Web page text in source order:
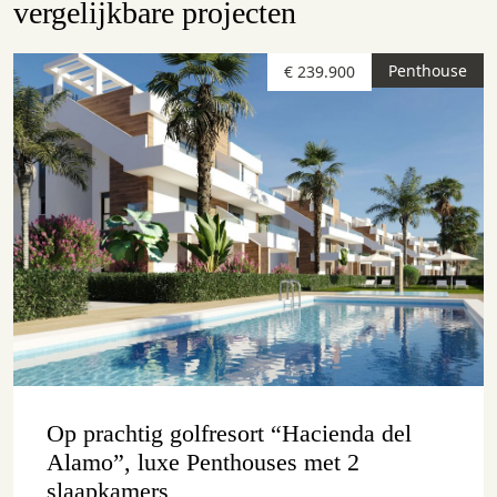
vergelijkbare projecten
Penthouse
€ 239.900
Op prachtig golfresort “Hacienda del
Alamo”, luxe Penthouses met 2
slaapkamers